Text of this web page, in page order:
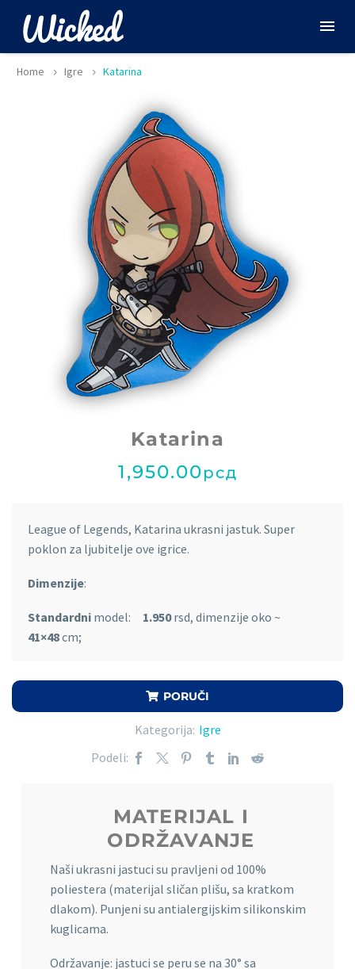
Home Igre Katarina
Katarina
1,950.00рсд
League of Legends, Katarina ukrasni jastuk. Super
poklon za ljubitelje ove igrice.
Dimenzije:
Standardni model: 1.950rsd, dimenzije oko ~
41×48cm;
PORUČI
Kategorija: Igre
Podeli:
MATERIJAL I
ODRŽAVANJE
Naši ukrasni jastuci su pravljeni od 100%
poliestera (materijal sličan plišu, sa kratkom
dlakom). Punjeni su antialergijskim silikonskim
kuglicama.
Održavanje: jastuci se peru se na 30° sa